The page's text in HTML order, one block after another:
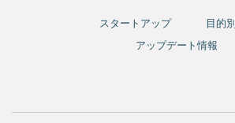
スタートアップ 目的別
アップデート情報